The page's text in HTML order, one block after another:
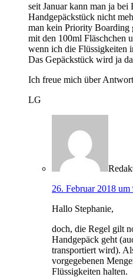
seit Januar kann man ja bei
Handgepäckstück nicht
man kein Priority Boarding
mit den 100ml Fläschchen
wenn ich die Flüssigkeiten
Das Gepäckstück wird ja
Ich freue mich über
LG
26. Februar 2018 um
Hallo Stephanie,
doch, die Regel gilt
Handgepäck geht
transportiert wird).
vorgegebenen
Flüssigkeiten halten.